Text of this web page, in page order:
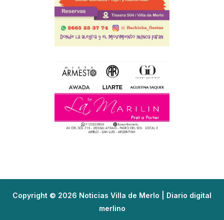
Copyright © 2026 Noticias Villa de Merlo | Diario digital
merlino